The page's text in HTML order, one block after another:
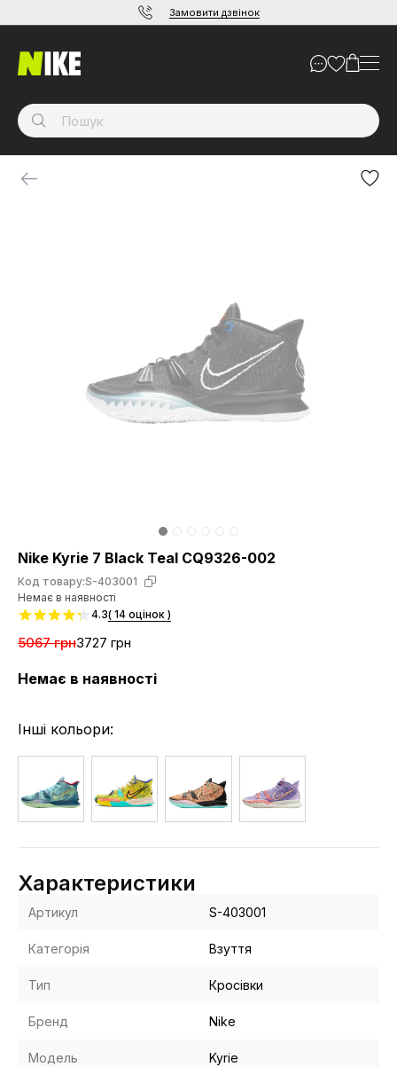
Замовити дзвінок
Nike Kyrie 7 Black Teal CQ9326-002
Код товару:S-403001
Немає в наявності
4.3( 14 оцінок )
5067 грн3727 грн
Немає в наявності
Інші кольори:
Характеристики
Артикул S-403001
Категорія Взуття
Тип Кросівки
Бренд Nike
Модель Kyrie